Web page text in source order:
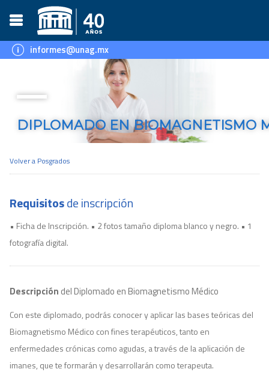
informes@unag.mx
DIPLOMADO EN BIOMAGNETISMO
60 horas curriculares
Volver a Posgrados
Requisitosde inscripción
• Ficha de Inscripción. • 2 fotos tamaño diploma blanco y negro. • 1
fotografía digital.
Descripción del Diplomado en Biomagnetismo Médico
Con este diplomado, podrás conocer y aplicar las bases teóricas del
Biomagnetismo Médico con fines terapéuticos, tanto en
enfermedades crónicas como agudas, a través de la aplicación de
imanes, que te formarán y desarrollarán como terapeuta.